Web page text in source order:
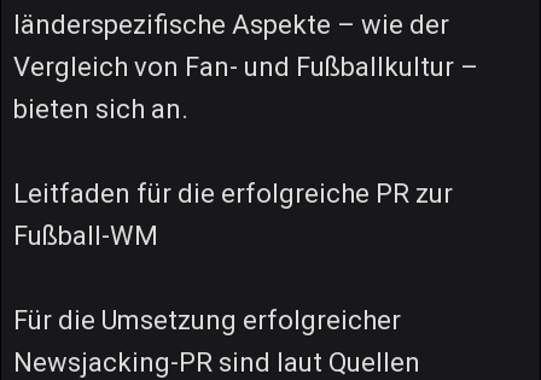
länderspezifische Aspekte – wie der
Vergleich von Fan- und Fußballkultur –
bieten sich an.
Leitfaden für die erfolgreiche PR zur
Fußball-WM
Für die Umsetzung erfolgreicher
Newsjacking-PR sind laut Quellen